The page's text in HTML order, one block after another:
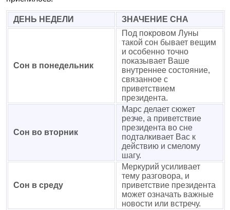
ДЕНЬ НЕДЕЛИ ЗНАЧЕНИЕ СНА
Сон в понедельник
Под покровом Луны
такой сон бывает вещим
и особенно точно
показывает Ваше
внутреннее состояние,
связанное с
приветствием
президента.
Сон во вторник
Марс делает сюжет
резче, а приветствие
президента во сне
подталкивает Вас к
действию и смелому
шагу.
Сон в среду
Меркурий усиливает
тему разговора, и
приветствие президента
может означать важные
новости или встречу.